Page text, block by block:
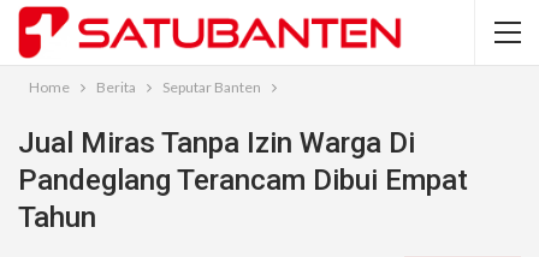
Home Berita Seputar Banten
Jual Miras Tanpa Izin Warga Di
Pandeglang Terancam Dibui Empat
Tahun